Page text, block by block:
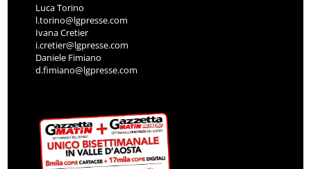
Luca Torino
l.torino@lgpresse.com
Ivana Cretier
i.cretier@lgpresse.com
Daniele Fimiano
d.fimiano@lgpresse.com